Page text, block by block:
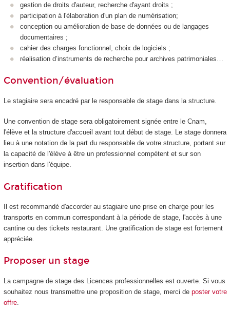
gestion de droits d'auteur, recherche d'ayant droits ;
participation à l'élaboration d'un plan de numérisation;
conception ou amélioration de base de données ou de langages
documentaires ;
cahier des charges fonctionnel, choix de logiciels ;
réalisation d’instruments de recherche pour archives patrimoniales…
Convention/évaluation
Le stagiaire sera encadré par le responsable de stage dans la structure.
Une convention de stagesera obligatoirement signée entre le Cnam,
l'élève et la structure d'accueil avant tout début de stage. Le stage donnera
lieu à une notation de la part du responsable de votre structure, portant sur
la capacité de l'élève à être un professionnel compétent et sur son
insertion dans l'équipe.
Gratification
Il est recommandé d'accorder au stagiaire une prise en charge pour les
transports en commun correspondant à la période de stage, l'accès à une
cantine ou des tickets restaurant. Une gratification de stage est fortement
appréciée.
Proposer un stage
La campagne de stage des Licences professionnelles est ouverte. Si vous
souhaitez nous transmettre une proposition de stage, merci de poster votre
offre.